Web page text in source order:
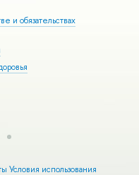
и обязательствах
Условия использования